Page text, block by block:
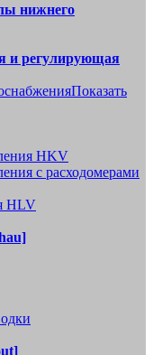
нижнего
и регулирующая
Показать
HKV
с расходомерами
HLV